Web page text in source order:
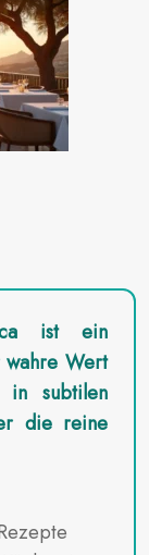
ist ein
wahre Wert
in subtilen
die reine